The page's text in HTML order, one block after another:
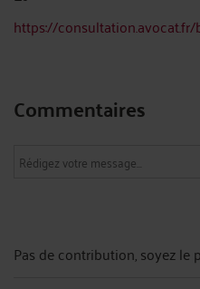
https://
Commentaires
Pas de contribution, soyez le